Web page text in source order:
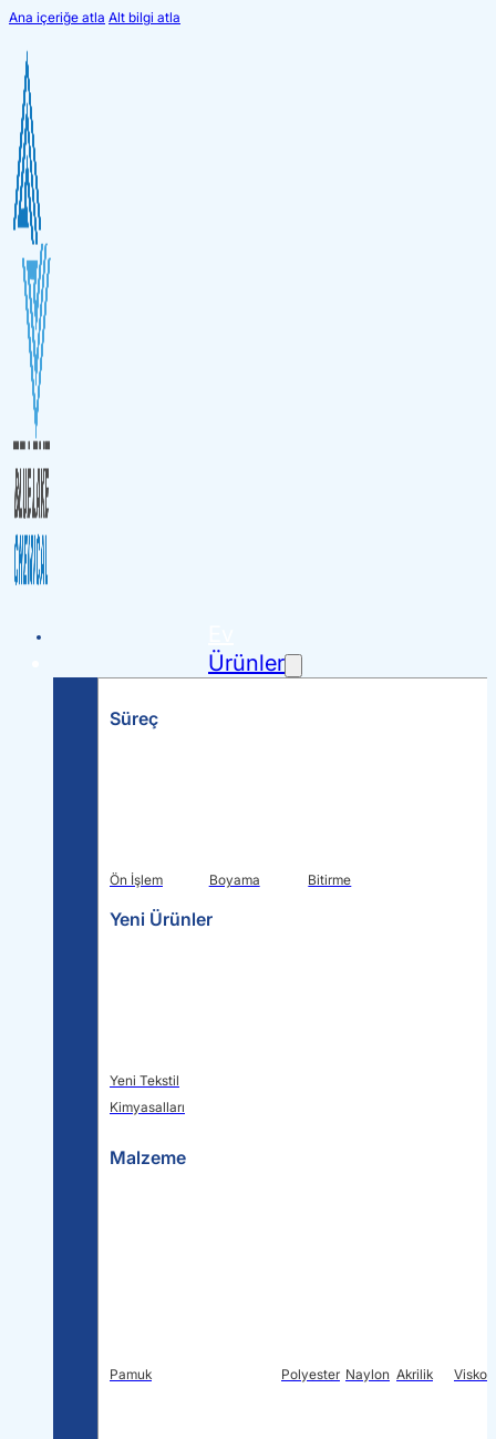
Ana içeriğe atla Alt bilgi atla
Ürünler
Süreç
Ön İşlem Boyama Bitirme
Yeni Ürünler
Yeni Tekstil
Kimyasalları
Malzeme
Pamuk Polyester Naylon Akrilik Viskon